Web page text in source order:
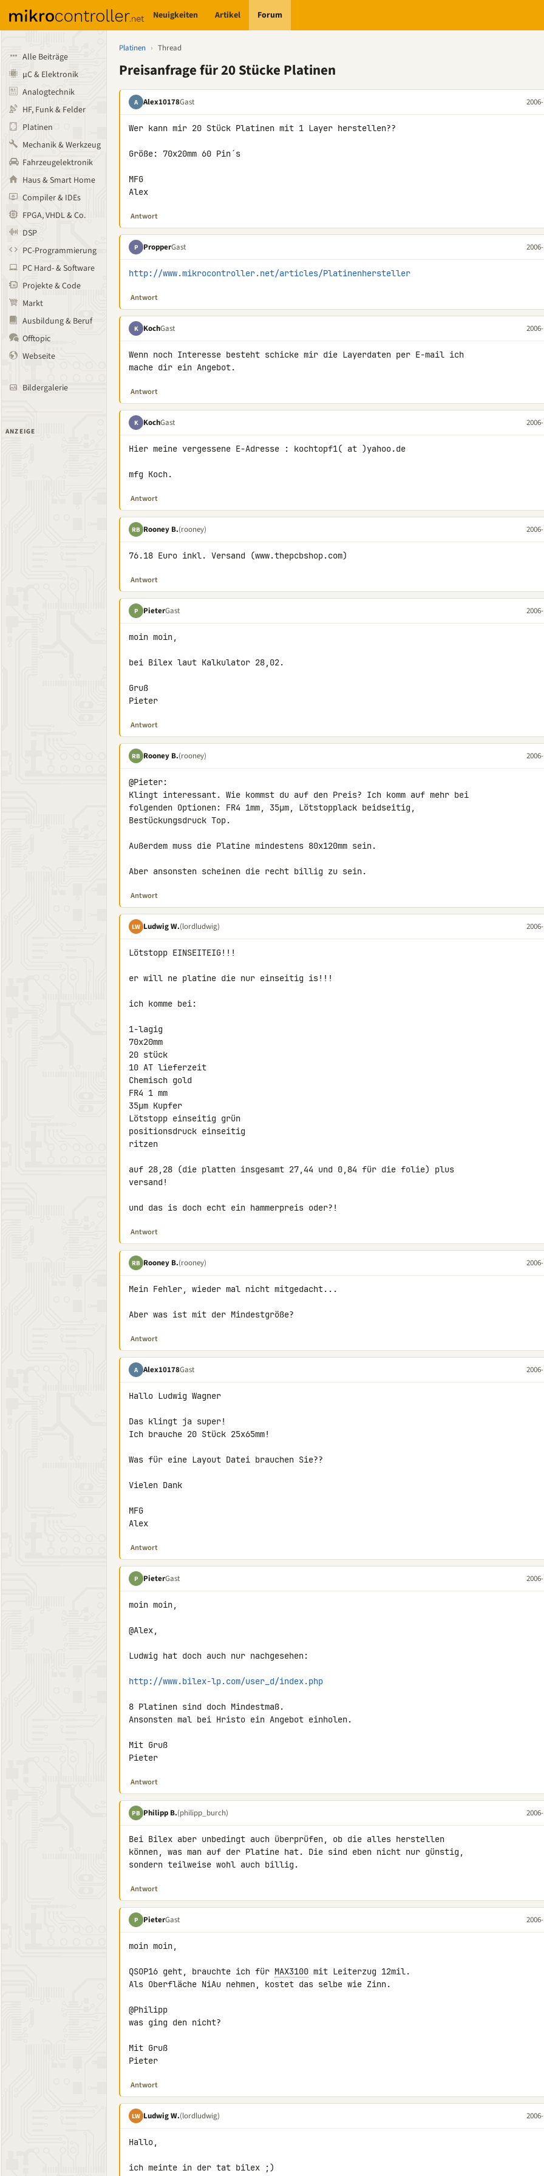
Neuigkeiten Artikel Forum
Alle Beiträge
µC & Elektronik
Analogtechnik
HF, Funk & Felder
Platinen
Mechanik & Werkzeug
Fahrzeugelektronik
Haus & Smart Home
Compiler & IDEs
FPGA, VHDL & Co.
DSP
PC-Programmierung
PC Hard- & Software
Projekte & Code
Markt
Ausbildung & Beruf
Offtopic
Webseite
Bildergalerie
ANZEIGE
Platinen › Thread
Preisanfrage für 20 Stücke Platinen
A Alex10178Gast
Wer kann mir 20 Stück Platinen mit 1 Layer herstellen??
Größe: 70x20mm 60 Pin´s
MFG
Alex
Antwort
P PropperGast
http://www.mikrocontroller.net/articles/Platinenhersteller
Antwort
K KochGast
Wenn noch Interesse besteht schicke mir die Layerdaten per E-mail ich
mache dir ein Angebot.
Antwort
K KochGast
Hier meine vergessene E-Adresse : kochtopf1( at )yahoo.de
mfg Koch.
Antwort
RB Rooney B.(rooney)
76.18 Euro inkl. Versand (www.thepcbshop.com)
Antwort
P PieterGast
moin moin,
bei Bilex laut Kalkulator 28,02.
Gruß
Pieter
Antwort
RB Rooney B.(rooney)
@Pieter:
Klingt interessant. Wie kommst du auf den Preis? Ich komm auf mehr bei
folgenden Optionen: FR4 1mm, 35µm, Lötstopplack beidseitig,
Bestückungsdruck Top.
Außerdem muss die Platine mindestens 80x120mm sein.
Aber ansonsten scheinen die recht billig zu sein.
Antwort
LW Ludwig W.(lordludwig)
Lötstopp EINSEITEIG!!!
er will ne platine die nur einseitig is!!!
ich komme bei:
1-lagig
70x20mm
20 stück
10 AT lieferzeit
Chemisch gold
FR4 1 mm
35µm Kupfer
Lötstopp einseitig grün
positionsdruck einseitig
ritzen
auf 28,28 (die platten insgesamt 27,44 und 0,84 für die folie) plus
versand!
und das is doch echt ein hammerpreis oder?!
Antwort
RB Rooney B.(rooney)
Mein Fehler, wieder mal nicht mitgedacht...
Aber was ist mit der Mindestgröße?
Antwort
A Alex10178Gast
Hallo Ludwig Wagner
Das klingt ja super!
Ich brauche 20 Stück 25x65mm!
Was für eine Layout Datei brauchen Sie??
Vielen Dank
MFG
Alex
Antwort
P PieterGast
moin moin,
@Alex,
Ludwig hat doch auch nur nachgesehen:
http://www.bilex-lp.com/user_d/index.php
8 Platinen sind doch Mindestmaß.
Ansonsten mal bei Hristo ein Angebot einholen.
Mit Gruß
Pieter
Antwort
PB Philipp B.(philipp_burch)
Bei Bilex aber unbedingt auch überprüfen, ob die alles herstellen
können, was man auf der Platine hat. Die sind eben nicht nur günstig,
sondern teilweise wohl auch billig.
Antwort
P PieterGast
moin moin,
QSOP16 geht, brauchte ich für MAX3100 mit Leiterzug 12mil.
Als Oberfläche NiAu nehmen, kostet das selbe wie Zinn.
@Philipp
was ging den nicht?
Mit Gruß
Pieter
Antwort
LW Ludwig W.(lordludwig)
Hallo,
ich meinte in der tat bilex ;)